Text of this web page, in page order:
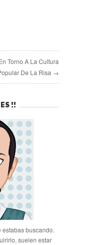
Torno A La Cultura
De La Risa →
!!
buscando.
suelen estar